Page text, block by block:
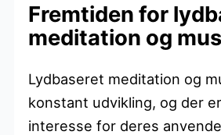
Fremtiden for
meditation og
Lydbaseret meditation og
konstant udvikling, og der
interesse for deres